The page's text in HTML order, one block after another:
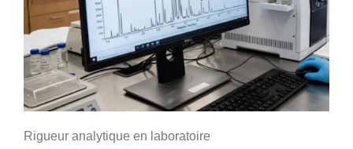
Rigueur analytique en laboratoire